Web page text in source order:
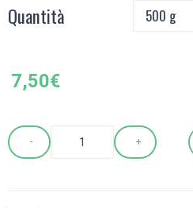
13,50€
Quantità
7,50€
Quantity